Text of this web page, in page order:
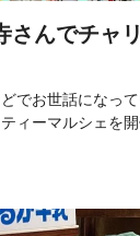
んでチャ
でお世話になって
ィーマルシェを開